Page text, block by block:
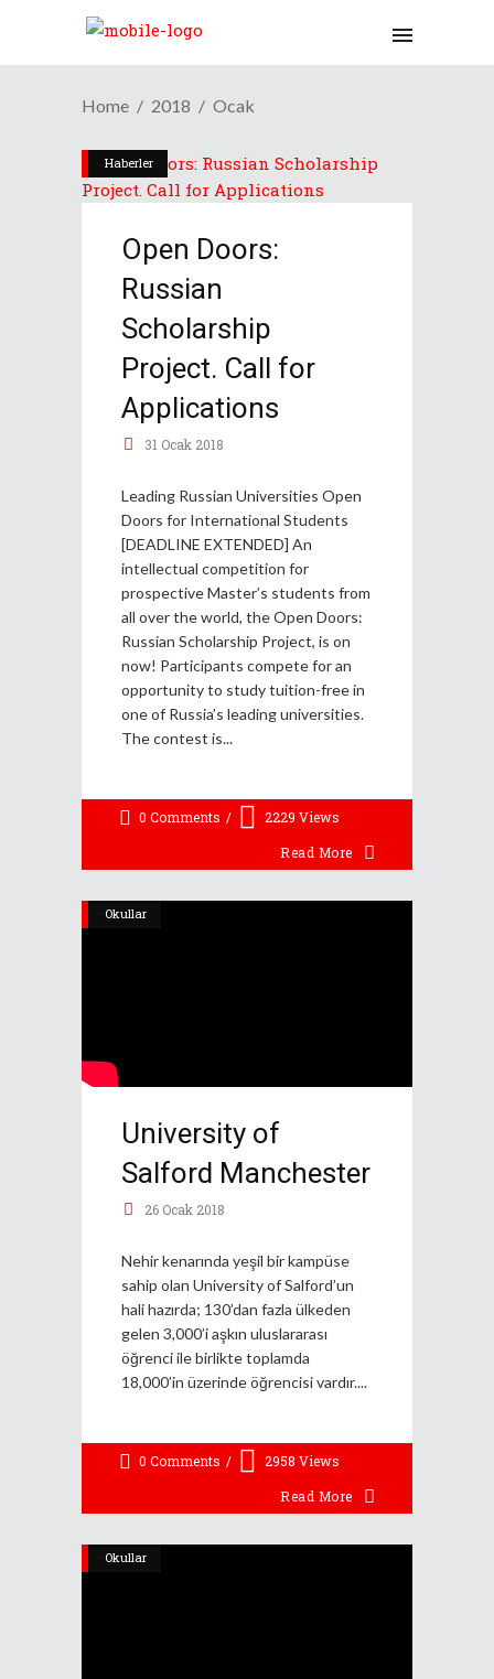
Home 2018 Ocak
Haberler
Open Doors:
Russian
Scholarship
Project. Call for
Applications
31 Ocak 2018
Leading Russian Universities Open
Doors for International Students
[DEADLINE EXTENDED] An
intellectual competition for
prospective Master’s students from
all over the world, the Open Doors:
Russian Scholarship Project, is on
now! Participants compete for an
opportunity to study tuition-free in
one of Russia’s leading universities.
The contest is
0 Comments 2229 Views
Read More
Okullar
University of
Salford Manchester
26 Ocak 2018
Nehir kenarında yeşil bir kampüse
sahip olan University of Salford’un
hali hazırda; 130’dan fazla ülkeden
gelen 3,000’i aşkın uluslararası
öğrenci ile birlikte toplamda
18,000’in üzerinde öğrencisi vardır.
0 Comments 2958 Views
Read More
Okullar